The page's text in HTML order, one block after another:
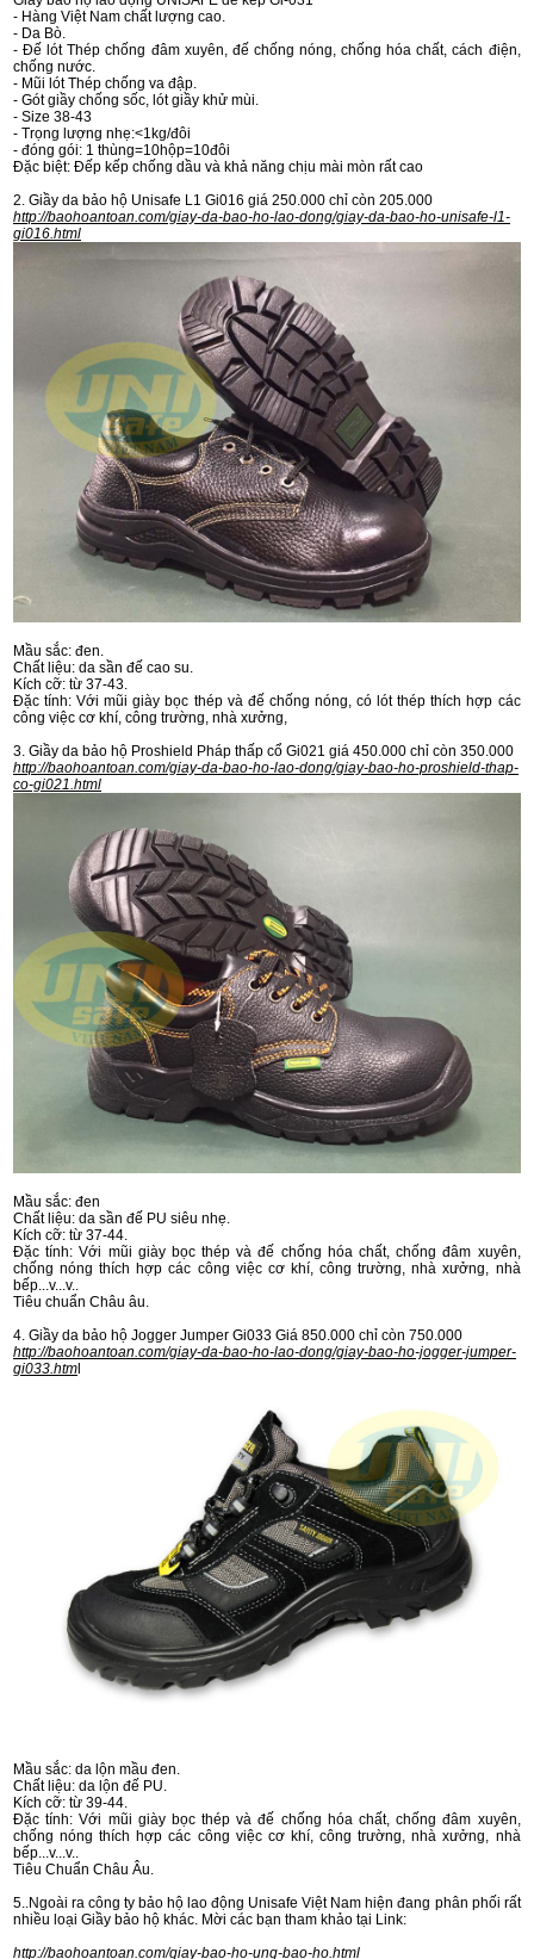
- Hàng Việt Nam chất lượng cao.
- Da Bò.
- Đế lót Thép chống đâm xuyên, đế chống nóng, chống hóa chất, cách điện,
chống nước.
- Mũi lót Thép chống va đập.
- Gót giầy chống sốc, lót giầy khử mùi.
- Size 38-43
- Trọng lượng nhẹ:<1kg/đôi
- đóng gói: 1 thùng=10hộp=10đôi
Đặc biệt: Đếp kếp chống dầu và khả năng chịu mài mòn rất cao
2. Giầy da bảo hộ Unisafe L1 Gi016 giá 250.000 chỉ còn 205.000
http://baohoantoan.com/giay-da-bao-ho-lao-dong/giay-da-bao-ho-unisafe-l1-
gi016.html
Mầu sắc: đen.
Chất liệu: da sần đế cao su.
Kích cỡ: từ 37-43.
Đặc tính: Với mũi giày bọc thép và đế chống nóng, có lót thép thích hợp các
công việc cơ khí, công trường, nhà xưởng,
3. Giầy da bảo hộ Proshield Pháp thấp cổ Gi021 giá 450.000 chỉ còn 350.000
http://baohoantoan.com/giay-da-bao-ho-lao-dong/giay-bao-ho-proshield-thap-
co-gi021.html
Mầu sắc: đen
Chất liệu: da sần đế PU siêu nhẹ.
Kích cỡ: từ 37-44.
Đặc tính: Với mũi giày bọc thép và đế chống hóa chất, chống đâm xuyên,
chống nóng thích hợp các công việc cơ khí, công trường, nhà xưởng, nhà
bếp...v...v..
Tiêu chuẩn Châu âu.
4. Giầy da bảo hộ Jogger Jumper Gi033 Giá 850.000 chỉ còn 750.000
http://baohoantoan.com/giay-da-bao-ho-lao-dong/giay-bao-ho-jogger-jumper-
gi033.htm
Mầu sắc: da lộn mầu đen.
Chất liệu: da lộn đế PU.
Kích cỡ: từ 39-44.
Đặc tính: Với mũi giày bọc thép và đế chống hóa chất, chống đâm xuyên,
chống nóng thích hợp các công việc cơ khí, công trường, nhà xưởng, nhà
bếp...v...v..
Tiêu Chuẩn Châu Âu.
5..Ngoài ra công ty bảo hộ lao động Unisafe Việt Nam hiện đang phân phối rất
nhiều loại Giầy bảo hộ khác. Mời các bạn tham khảo tại Link:
http://baohoantoan.com/giay-bao-ho-ung-bao-ho.html